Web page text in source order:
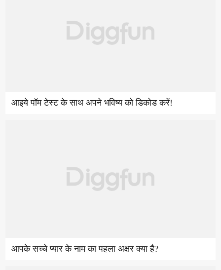
आइये पॉम टेस्ट के साथ अपने भविष्य को डिकोड करें!
आपके सच्चे प्यार के नाम का पहला अक्षर क्या है?